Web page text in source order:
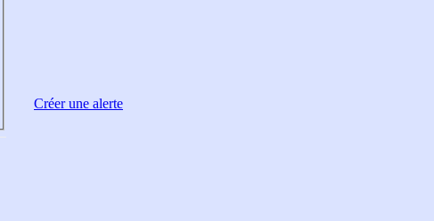
Créer une alerte